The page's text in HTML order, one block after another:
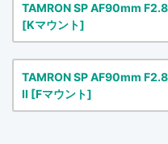
TAMRON SP AF90mm
[Kマウント]
TAMRON SP AF90mm
II [Fマウント]